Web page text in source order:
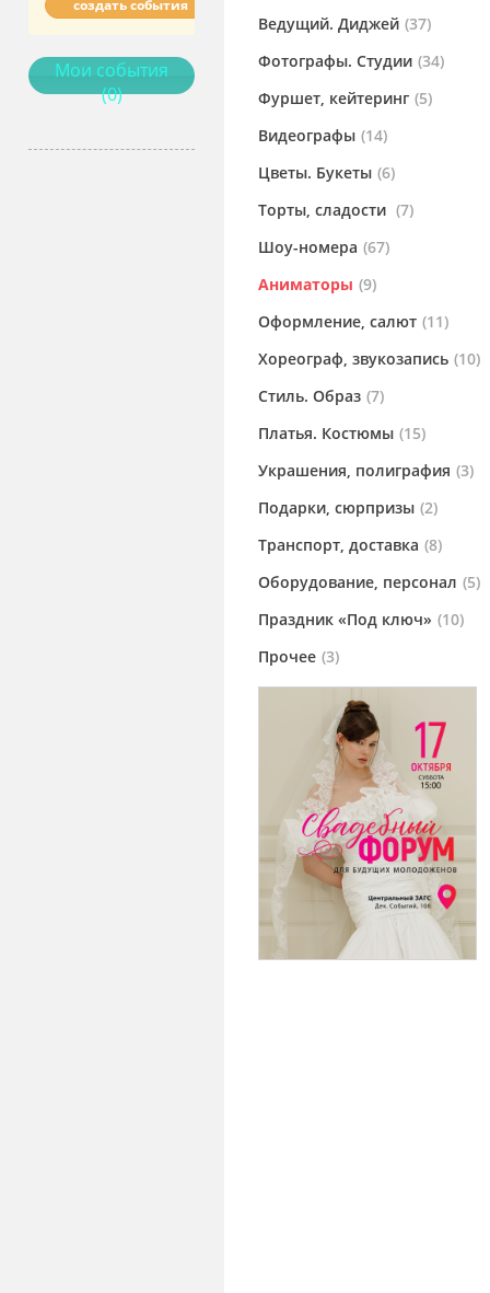
создать события
Мои события
(0)
Ведущий. Диджей (37)
Фотографы. Студии (34)
Фуршет, кейтеринг (5)
Видеографы (14)
Цветы. Букеты (6)
Торты, сладости (7)
Шоу-номера (67)
Аниматоры (9)
Оформление, салют (11)
Хореограф, звукозапись (10)
Стиль. Образ (7)
Платья. Костюмы (15)
Украшения, полиграфия (3)
Подарки, сюрпризы (2)
Транспорт, доставка (8)
Оборудование, персонал (5)
Праздник «Под ключ» (10)
Прочее (3)